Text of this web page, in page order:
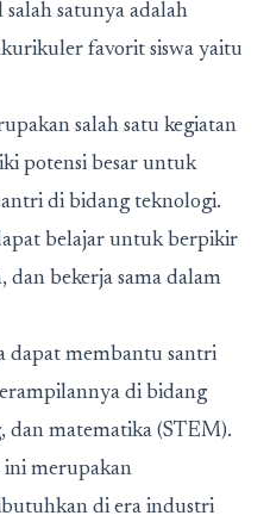
satunya adalah
favorit siswa yaitu
salah satu kegiatan
potensi besar untuk
di bidang teknologi.
belajar untuk berpikir
dan bekerja sama dalam
dapat membantu santri
di bidang
dan matematika (STEM).
merupakan
di era industri